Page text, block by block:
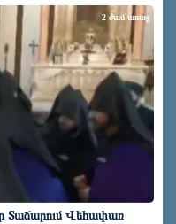
Տաճարում Վեհափառ
2 ժամ առաջ